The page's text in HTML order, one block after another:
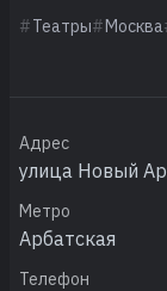
Театры Москва
Адрес
улица Новый
Метро
Арбатская
Телефон